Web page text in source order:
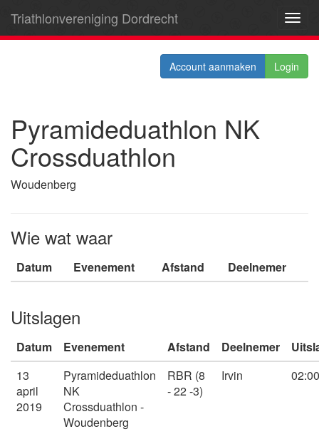
Triathlonvereniging Dordrecht
Account aanmaken Login
Pyramideduathlon NK
Crossduathlon
Woudenberg
Wie wat waar
Datum Evenement Afstand Deelnemer
Uitslagen
Datum Evenement Afstand Deelnemer
13
april
2019
Pyramideduathlon
NK
Crossduathlon -
Woudenberg
RBR (8
- 22 -3)
Irvin